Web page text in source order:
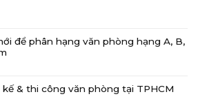
để phân hạng văn phòng hạng A, B,
& thi công văn phòng tại TPHCM